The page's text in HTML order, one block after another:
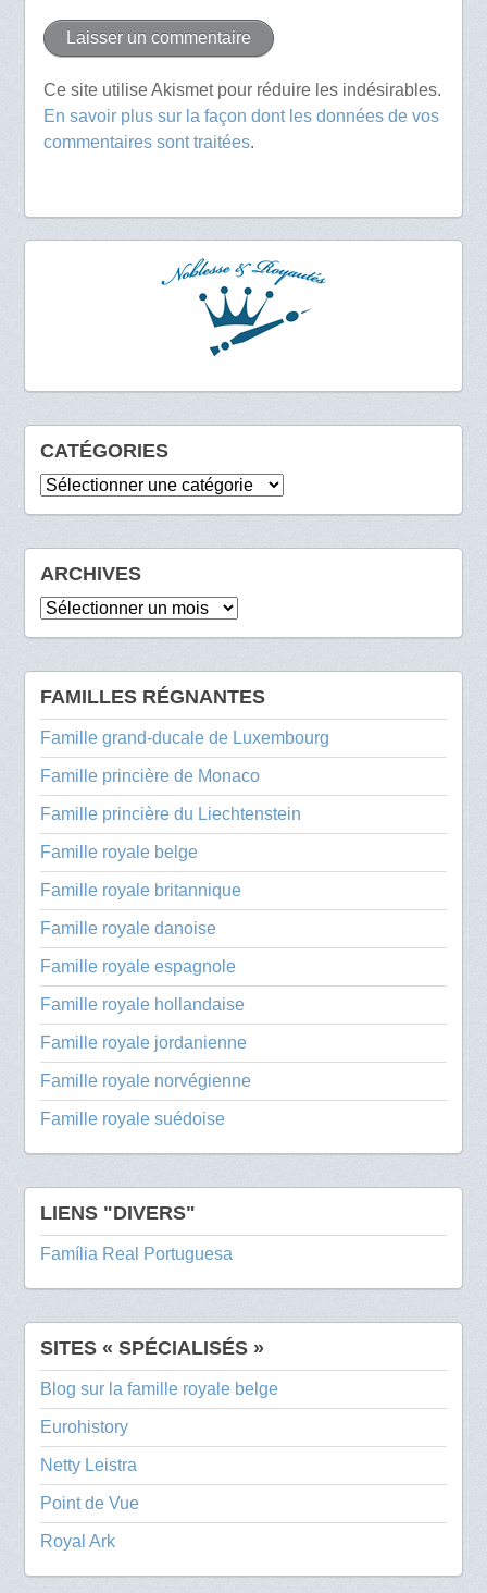
Ce site utilise Akismet pour réduire les indésirables.
En savoir plus sur la façon dont les données de vos
commentaires sont traitées.
CATÉGORIES
Catégories
ARCHIVES
Archives
FAMILLES RÉGNANTES
Famille grand-ducale de Luxembourg
Famille princière de Monaco
Famille princière du Liechtenstein
Famille royale belge
Famille royale britannique
Famille royale danoise
Famille royale espagnole
Famille royale hollandaise
Famille royale jordanienne
Famille royale norvégienne
Famille royale suédoise
LIENS "DIVERS"
Família Real Portuguesa
SITES « SPÉCIALISÉS »
Blog sur la famille royale belge
Eurohistory
Netty Leistra
Point de Vue
Royal Ark